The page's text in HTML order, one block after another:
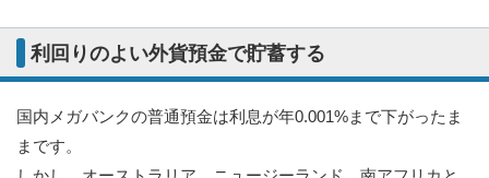
利回りのよい外貨預金で貯蓄する
国内メガバンクの普通預金は利息が年0.001%まで下がったま
まです。